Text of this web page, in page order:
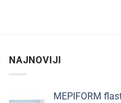
NAJNOVIJI
MEPIFORM